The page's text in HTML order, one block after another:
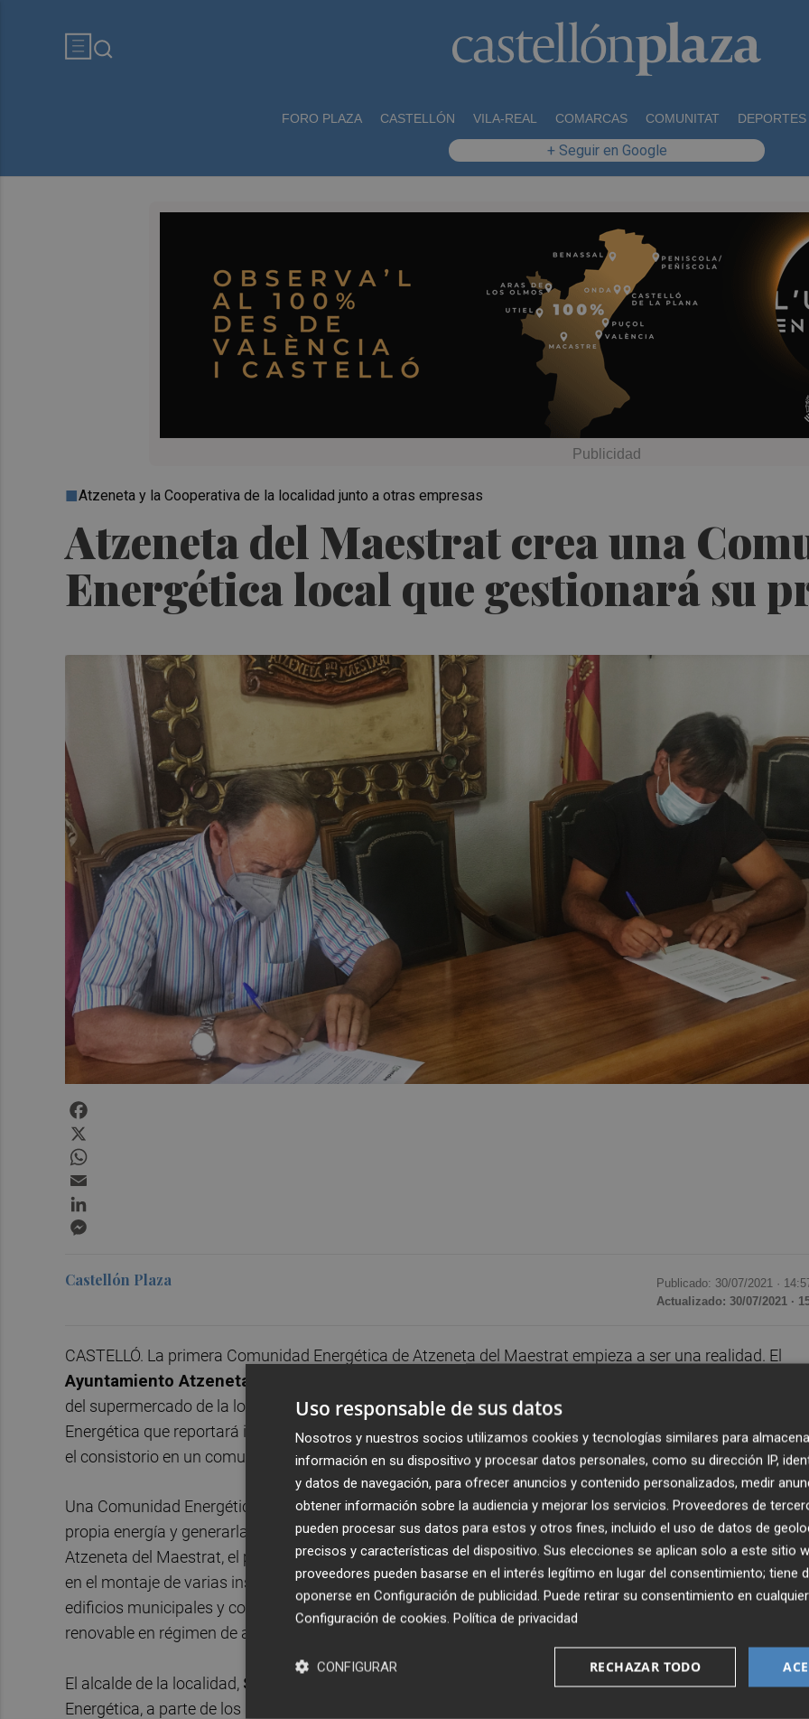
FORO PLAZA CASTELLÓN VILA-REAL COMARCAS COMUNITAT DEPORTES
+ Seguir en Google
Atzeneta del Maestrat crea una
Energética local que gestionará su
Atzeneta y la Cooperativa de la localidad junto a otras empresas
Castellón Plaza Publicado: 30/07/2021 ·
Actualizado: 30/07/2021 ·
CASTELLÓ. La primera Comunidad Energética de Atzeneta del Maestrat empieza a ser una realidad. El
Ayuntamiento Atzeneta del Maestrat
del supermercado de la localidad, han firmado un convenio para llevar a cabo la primera Comunidad
Energética que reportará importantes beneficios medioambientales y económicos, así como ha
el consistorio en un comunicado.
Una Comunidad Energética es una organización en la que sus miembros se implican para gestionar su
propia energía y generarla de forma eficiente y en base de fuentes de energía renovables. En el caso de
Atzeneta del Maestrat, el proyecto energético, bajo la dirección técnica deMagnetis Ingeniería,
en el montaje de varias instalaciones de energía fotovoltaica, con 180 kW de potencia, sobre las cubiertas
edificios municipales y cooperativos. De esta forma, se producirán más de 270.000 kWh anuales de
renovable en régimen de autoconsumo compartido a las entidades participantes.
El alcalde de la localidad, Santiago Agustina
, explica que “el objetivo de esta primera Comunidad
Energética, a parte de los beneficios económicos, sociales y medioambientales generados por la iniciativa,
Uso responsable de sus datos
Nosotros y nuestros socios utilizamos cookies y tecnologías similares para
información en su dispositivo y procesar datos personales, como su dirección IP,
y datos de navegación, para ofrecer anuncios y contenido personalizados, medir
obtener información sobre la audiencia y mejorar los servicios. Proveedores de
pueden procesar sus datos para estos y otros fines, incluido el uso de datos de
precisos y características del dispositivo. Sus elecciones se aplican solo a este sitio
proveedores pueden basarse en el interés legítimo en lugar del consentimiento; tiene
oponerse en Configuración de publicidad. Puede retirar su consentimiento en
Configuración de cookies. Política de privacidad
RECHAZAR TODO
CONFIGURAR